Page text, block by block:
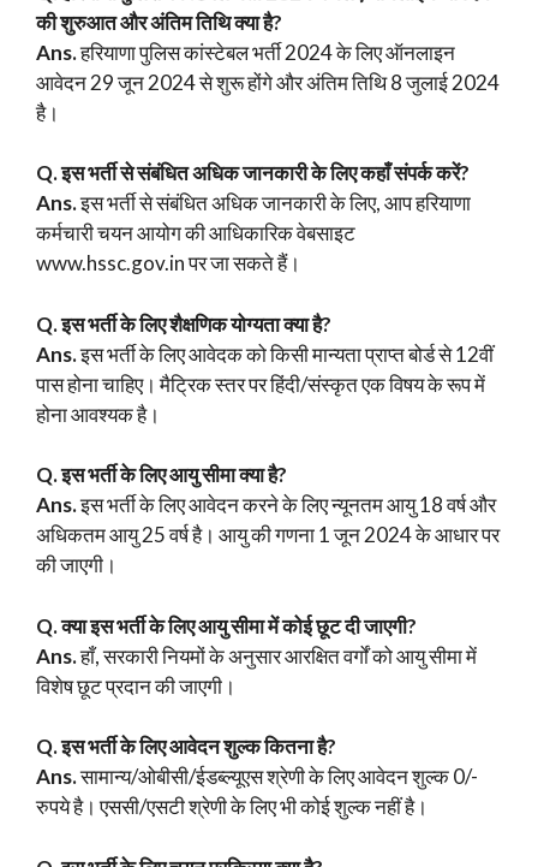
की शुरुआत और अंतिम तिथि क्या है?
Ans.हरियाणा पुलिस कांस्टेबल भर्ती 2024 के लिए ऑनलाइन
आवेदन 29 जून 2024 से शुरू होंगे और अंतिम तिथि 8 जुलाई 2024
है।
Q.इसभर्ती से संबंधित अधिक जानकारी के लिए कहाँ संपर्क करें?
Ans.इस भर्ती से संबंधित अधिक जानकारी के लिए, आप हरियाणा
कर्मचारी चयन आयोग की आधिकारिक वेबसाइट
www.hssc.gov.in पर जा सकते हैं।
Q. इस भर्ती के लिए शैक्षणिक योग्यता क्या है?
Ans.इस भर्ती के लिए आवेदक को किसी मान्यता प्राप्त बोर्ड से 12वीं
पास होना चाहिए। मैट्रिक स्तर पर हिंदी/संस्कृत एक विषय के रूप में
होना आवश्यक है।
Q. इस भर्ती के लिए आयु सीमा क्या है?
Ans.इस भर्ती के लिए आवेदन करने के लिए न्यूनतम आयु 18 वर्ष और
अधिकतम आयु 25 वर्ष है। आयु की गणना 1 जून 2024 के आधार पर
की जाएगी।
Q. क्याइस भर्ती के लिएआयु सीमा में कोई छूट दी जाएगी?
Ans.हाँ, सरकारी नियमों के अनुसार आरक्षित वर्गों को आयु सीमा में
विशेष छूट प्रदान की जाएगी।
Q.इस भर्ती के लिएआवेदन शुल्क कितना है?
Ans.सामान्य/ओबीसी/ईडब्ल्यूएस श्रेणी के लिए आवेदन शुल्क 0/-
रुपये है। एससी/एसटी श्रेणी के लिए भी कोई शुल्क नहीं है।